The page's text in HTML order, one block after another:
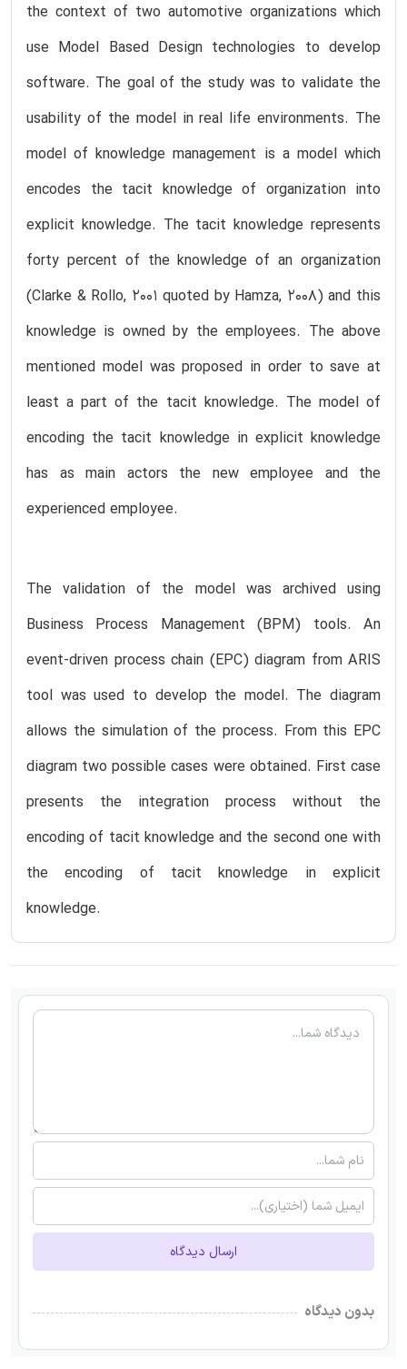
the context of two automotive organizations which
use Model Based Design technologies to develop
software. The goal of the study was to validate the
usability of the model in real life environments. The
model of knowledge management is a model which
encodes the tacit knowledge of organization into
explicit knowledge. The tacit knowledge represents
forty percent of the knowledge of an organization
(Clarke & Rollo, 2001 quoted by Hamza, 2008) and this
knowledge is owned by the employees. The above
mentioned model was proposed in order to save at
least a part of the tacit knowledge. The model of
encoding the tacit knowledge in explicit knowledge
has as main actors the new employee and the
experienced employee.
The validation of the model was archived using
Business Process Management (BPM) tools. An
event-driven process chain (EPC) diagram from ARIS
tool was used to develop the model. The diagram
allows the simulation of the process. From this EPC
diagram two possible cases were obtained. First case
presents the integration process without the
encoding of tacit knowledge and the second one with
the encoding of tacit knowledge in explicit
knowledge.
ارسال دیدگاه
بدون دیدگاه